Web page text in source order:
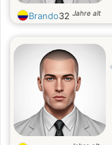
Brando32 Jahre alt